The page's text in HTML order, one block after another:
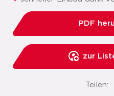
PDF
zur
Teilen: